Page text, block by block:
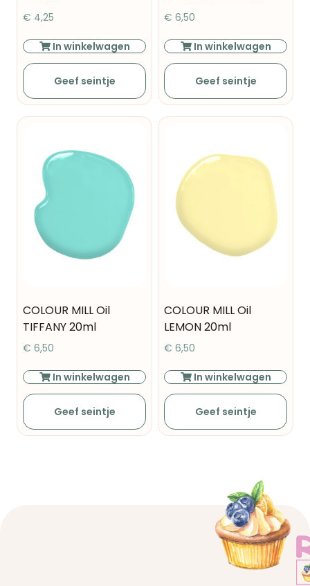
€ 4,25
In winkelwagen
Geef seintje
€ 6,50
In winkelwagen
Geef seintje
COLOUR MILL Oil
TIFFANY 20ml
€ 6,50
In winkelwagen
Geef seintje
COLOUR MILL Oil
LEMON 20ml
€ 6,50
In winkelwagen
Geef seintje